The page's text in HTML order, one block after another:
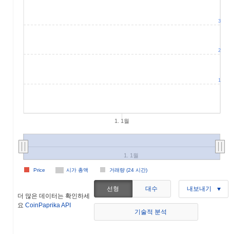
1. 1월
시가 총액 거래량 (24 시간)
Price
1. 1월
1
2
3
더 많은 데이터는 확인하세
요 CoinPaprika API
선형 대수 내보내기
기술적 분석